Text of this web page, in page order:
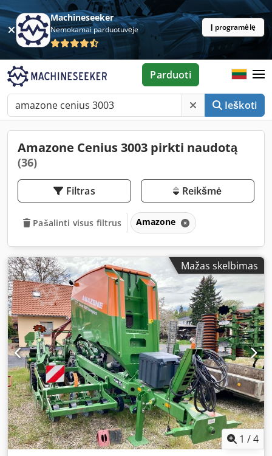
Machineseeker
Nemokamai parduotuvėje Į programėlę
Ieškoti
Parduoti
Amazone Cenius 3003 pirkti naudotą
(36)
Filtras Reikšmė
Pašalinti visus filtrus Amazone
Mažas skelbimas
1 /4